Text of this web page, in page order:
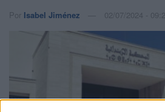
Por Isabel Jiménez 02/07/2024 - 09:22